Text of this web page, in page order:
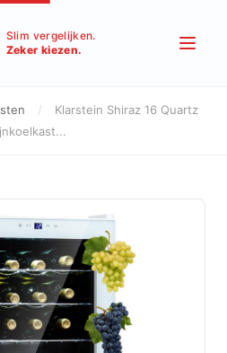
Slim vergelijken.
Zeker kiezen.
/
Klarstein Shiraz 16 Quartz